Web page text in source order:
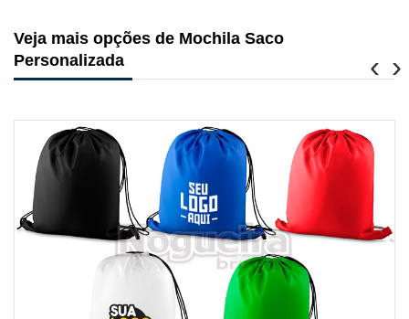
Veja mais opções de Mochila Saco
Personalizada
‹ ›